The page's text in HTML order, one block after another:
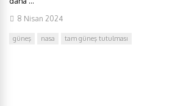
8 Nisan 2024
güneş nasa tam güneş tutulması